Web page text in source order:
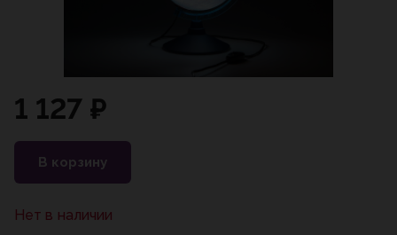
1 127 ₽
В корзину
Нет в наличии